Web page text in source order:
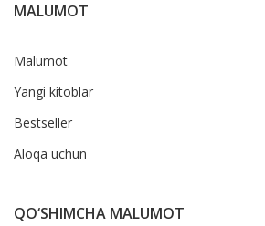
MALUMOT
Malumot
Yangi kitoblar
Bestseller
Aloqa uchun
QO‘SHIMCHA MALUMOT